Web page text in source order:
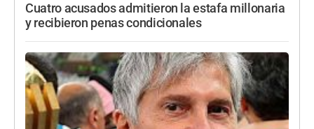
Cuatro acusados admitieron la estafa millonaria
y recibieron penas condicionales